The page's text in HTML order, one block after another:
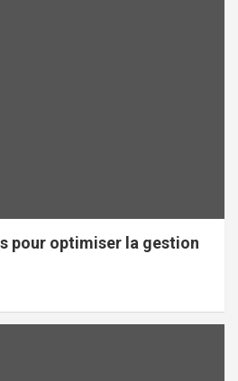
pour optimiser la gestion